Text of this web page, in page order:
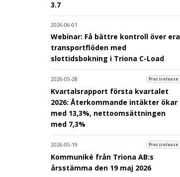
3.7
2026-06-01
Webinar: Få bättre kontroll över era
transportflöden med
slottidsbokning i Triona C-Load
2026-05-28 Pressrelease
Kvartalsrapport första kvartalet
2026: Återkommande intäkter ökar
med 13,3%, nettoomsättningen
med 7,3%
2026-05-19 Pressrelease
Kommuniké från Triona AB:s
årsstämma den 19 maj 2026